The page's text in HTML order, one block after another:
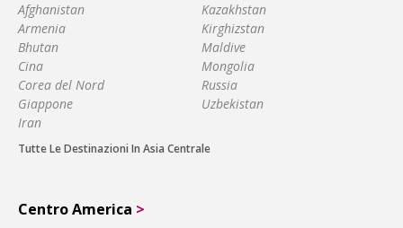
Afghanistan
Armenia
Bhutan
Cina
Corea del Nord
Giappone
Iran
Kazakhstan
Kirghizstan
Maldive
Mongolia
Russia
Uzbekistan
Tutte Le Destinazioni In Asia Centrale
Centro America >